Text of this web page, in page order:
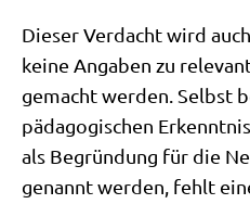
Die­ser Ver­dacht wird
kei­ne Anga­ben zu
gemacht wer­den. Selbst
päd­ago­gi­schen
als Begrün­dung für die
genannt wer­den, fehlt